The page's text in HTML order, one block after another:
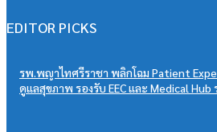
EDITOR PICKS
รพ.พญาไทศรีราชา พลิกโฉม Patient
ดูแลสุขภาพ รองรับ EEC และ Medical Hub